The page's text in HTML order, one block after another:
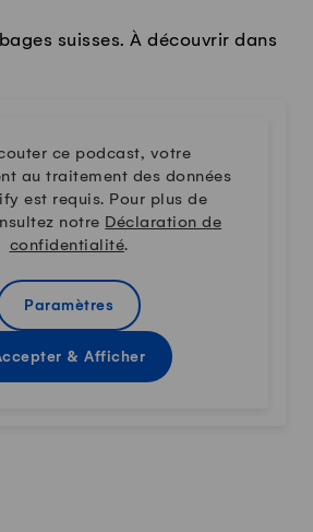
suisses. À découvrir dans
ce podcast, votre
au traitement des données
est requis. Pour plus de
notre Déclaration de
confidentialité.
Paramètres
& Afficher